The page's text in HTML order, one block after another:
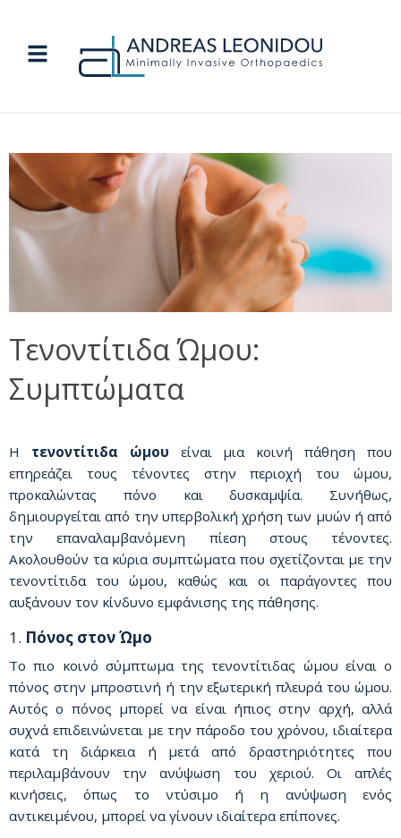
Τενοντίτιδα Ώμου:
Συμπτώματα
Η τενοντίτιδα ώμου είναι μια κοινή πάθηση που
επηρεάζει τους τένοντες στην περιοχή του ώμου,
προκαλώντας πόνο και δυσκαμψία. Συνήθως,
δημιουργείται από την υπερβολική χρήση των μυών ή από
την επαναλαμβανόμενη πίεση στους τένοντες.
Ακολουθούν τα κύρια συμπτώματα που σχετίζονται με την
τενοντίτιδα του ώμου, καθώς και οι παράγοντες που
αυξάνουν τον κίνδυνο εμφάνισης της πάθησης.
1. Πόνος στον Ώμο
Το πιο κοινό σύμπτωμα της τενοντίτιδας ώμου είναι ο
πόνος στην μπροστινή ή την εξωτερική πλευρά του ώμου.
Αυτός ο πόνος μπορεί να είναι ήπιος στην αρχή, αλλά
συχνά επιδεινώνεται με την πάροδο του χρόνου, ιδιαίτερα
κατά τη διάρκεια ή μετά από δραστηριότητες που
περιλαμβάνουν την ανύψωση του χεριού. Οι απλές
κινήσεις, όπως το ντύσιμο ή η ανύψωση ενός
αντικειμένου, μπορεί να γίνουν ιδιαίτερα επίπονες.